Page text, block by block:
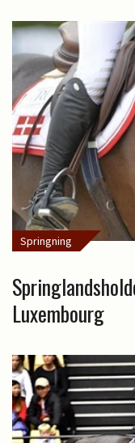
Springning
Luxembourg